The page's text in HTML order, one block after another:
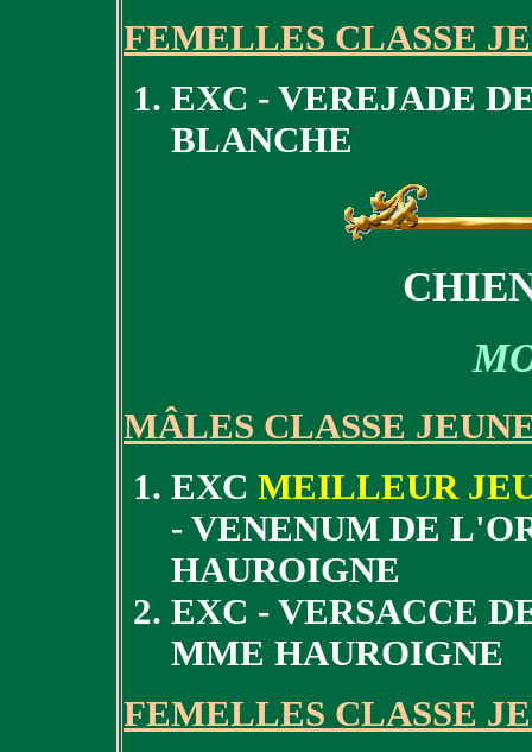
FEMELLES CLASSE
EXC - VEREJADE
BLANCHE
MÂLES CLASSE
EXC MEILLEUR
- VENENUM DE
HAUROIGNE
EXC - VERSACCE
MME HAUROIGNE
FEMELLES CLASSE